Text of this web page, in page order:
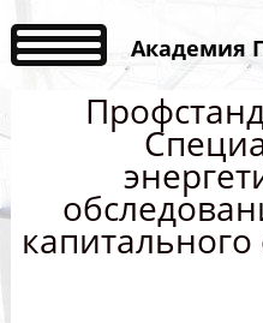
Академия
капитального